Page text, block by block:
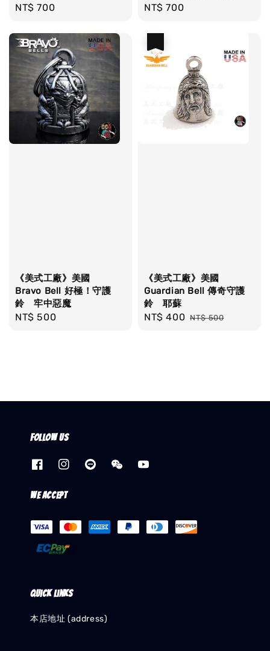
Regular
NT$ 700
Regular
NT$ 700
《美式工廠》美國
Bravo Bell 好極！守護
鈴 牢中惡魔
Regular
NT$ 500
《美式工廠》美國
Guardian Bell 傳奇守護
鈴 耶蘇
Sale
NT$ 400 Regular
NT$ 500
Follow us
We accept
Quick links
本店地址 (address)